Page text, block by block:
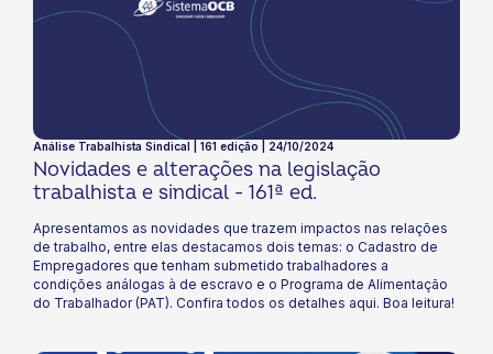
Análise Trabalhista Sindical | 161 edição | 24/10/2024
Novidades e alterações na legislação
trabalhista e sindical - 161ª ed.
Apresentamos as novidades que trazem impactos nas relações
de trabalho, entre elas destacamos dois temas: o Cadastro de
Empregadores que tenham submetido trabalhadores a
condições análogas à de escravo e o Programa de Alimentação
do Trabalhador (PAT). Confira todos os detalhes aqui. Boa leitura!